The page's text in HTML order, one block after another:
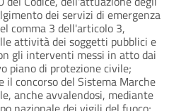
dei servizi di emergenza
comma 3 dell'articolo 3,
attività dei soggetti pubblici e
gli interventi messi in atto dai
piano di protezione civile;
il concorso del Sistema Marche
anche avvalendosi, mediante